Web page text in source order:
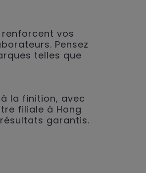
vos
Pensez
telles que
la finition, avec
filiale à Hong
garantis.